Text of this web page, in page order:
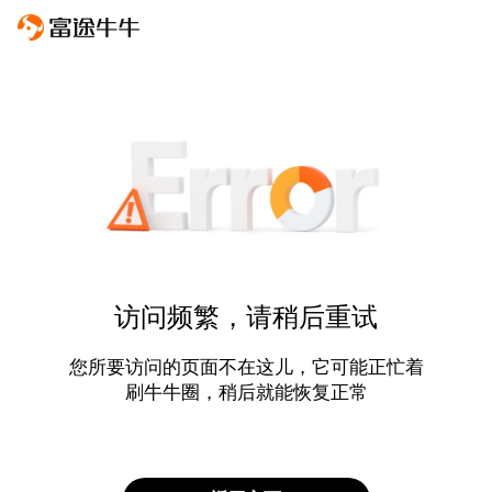
访问频繁，请稍后重试
您所要访问的页面不在这儿，它可能正忙着
刷牛牛圈，稍后就能恢复正常